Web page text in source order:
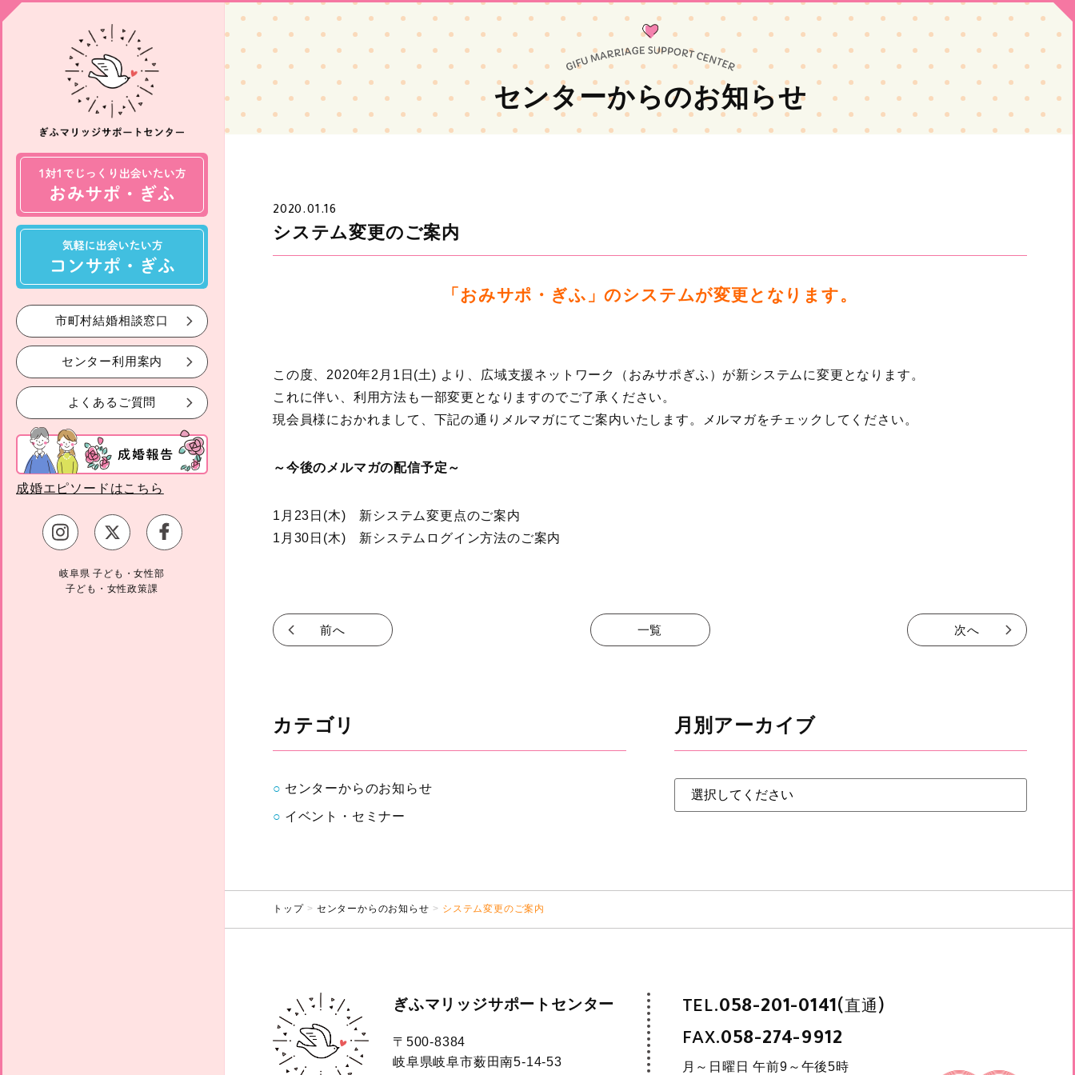
市町村結婚相談窓口
センター利用案内
よくあるご質問
成婚エピソードはこちら
岐阜県 子ども・女性部
子ども・女性政策課
センターからのお知らせ
2020.01.16
システム変更のご案内
「おみサポ・ぎふ」のシステムが変更となります。
この度、2020年2月1日(土) より、広域支援ネットワーク（おみサポぎふ）が新システムに変更となります。
これに伴い、利用方法も一部変更となりますのでご了承ください。
現会員様におかれまして、下記の通りメルマガにてご案内いたします。メルマガをチェックしてください。
～今後のメルマガの配信予定～
1月23日(木) 新システム変更点のご案内
1月30日(木) 新システムログイン方法のご案内
前へ 一覧 次へ
カテゴリ
センターからのお知らせ
イベント・セミナー
月別アーカイブ
トップ センターからのお知らせ システム変更のご案内
ぎふマリッジサポートセンター
〒500-8384
岐阜県岐阜市薮田南5-14-53
TEL.058-201-0141(直通)
FAX.058-274-9912
月～日曜日 午前9～午後5時